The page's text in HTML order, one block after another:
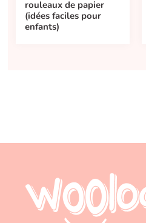
rouleaux de papier
(idées faciles pour
enfants)